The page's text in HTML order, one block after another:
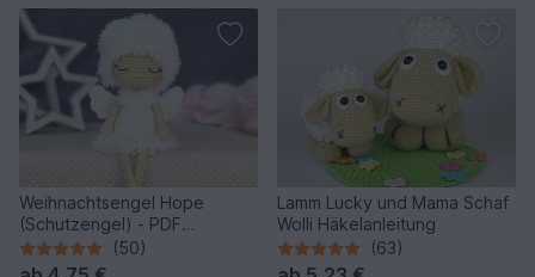
Weihnachtsengel Hope
(Schutzengel) - PDF
Häkelanleitung
(50)
Lamm Lucky und Mama Schaf
Wolli Häkelanleitung
(63)